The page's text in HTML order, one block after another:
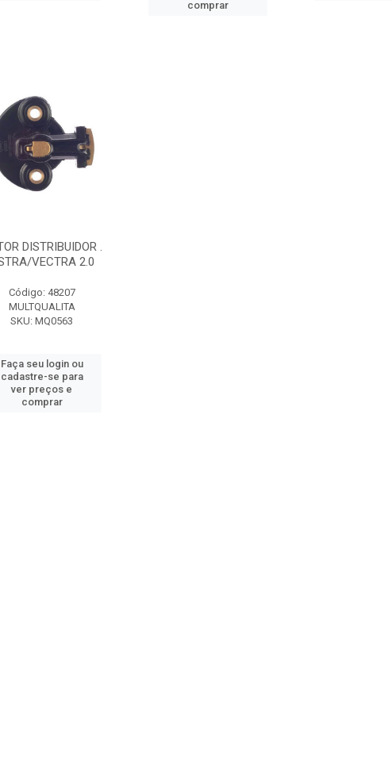
comprar
DISTRIBUIDOR .
VECTRA 2.0
Código: 48207
MULTQUALITA
SKU: MQ0563
Faça seu login ou
cadastre-se para
ver preços e
comprar